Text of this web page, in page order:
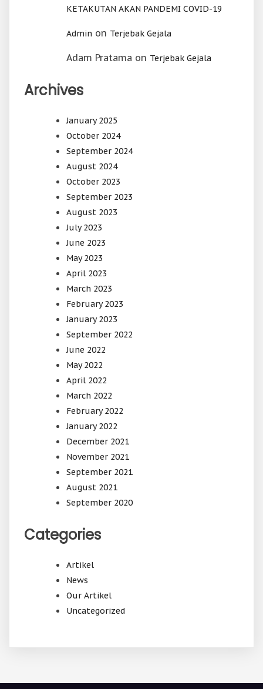
KETAKUTAN AKAN PANDEMI COVID-19
Admin on Terjebak Gejala
Adam Pratama on Terjebak Gejala
Archives
January 2025
October 2024
September 2024
August 2024
October 2023
September 2023
August 2023
July 2023
June 2023
May 2023
April 2023
March 2023
February 2023
January 2023
September 2022
June 2022
May 2022
April 2022
March 2022
February 2022
January 2022
December 2021
November 2021
September 2021
August 2021
September 2020
Categories
Artikel
News
Our Artikel
Uncategorized